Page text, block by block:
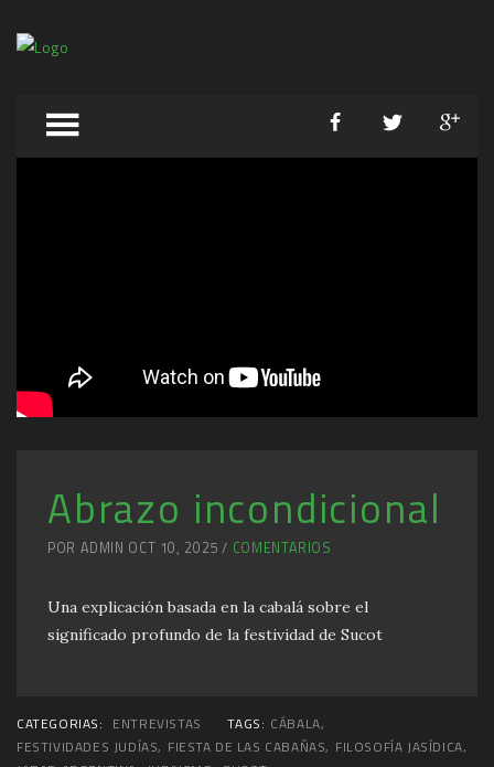
Abrazo incondicional
POR ADMIN OCT 10, 2025 / COMENTARIOS
Una explicación basada en la cabalá sobre el
significado profundo de la festividad de Sucot
CATEGORIAS: ENTREVISTAS TAGS: CÁBALA,
FESTIVIDADES JUDÍAS, FIESTA DE LAS CABAÑAS, FILOSOFÍA JASÍDICA,